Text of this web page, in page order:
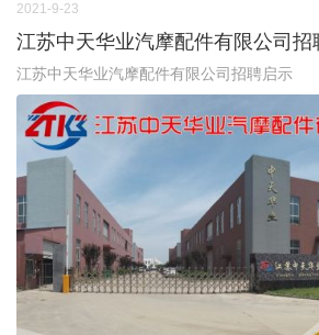
2021-9-23
江苏中天华业汽摩配件有限公司招
江苏中天华业汽摩配件有限公司招聘启示